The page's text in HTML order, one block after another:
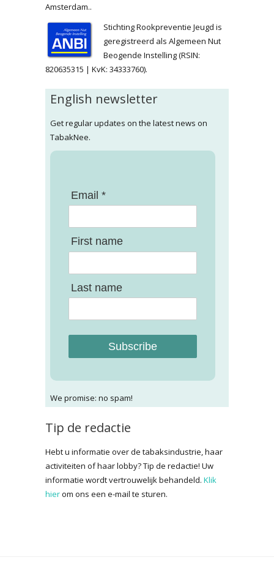
Amsterdam..
Stichting Rookpreventie Jeugd is
geregistreerd als Algemeen Nut
Beogende Instelling (RSIN:
820635315 | KvK: 34333760).
English newsletter
Get regular updates on the latest news on
TabakNee.
Email *
First name
Last name
Subscribe
We promise: no spam!
Tip de redactie
Hebt u informatie over de tabaksindustrie, haar
activiteiten of haar lobby? Tip de redactie! Uw
informatie wordt vertrouwelijk behandeld. Klik
hierom ons een e-mail te sturen.